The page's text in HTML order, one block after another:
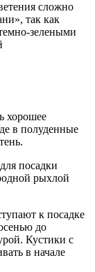
сложно
так как
зелеными
хорошее
в полуденные
посадки
рыхлой
к посадке
до
Кустики с
в начале